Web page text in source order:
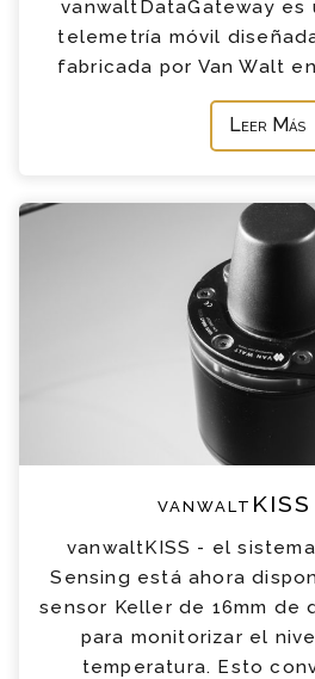
vanwaltDataGateway es
telemetría móvil
fabricada por Van Walt
Leer Más
vanwaltKISS
vanwaltKISS - el
Sensing está ahora
sensor Keller de 16mm de
para monitorizar el
temperatura. Esto